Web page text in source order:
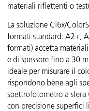
materiali riflettenti o
La soluzione Ci6x/
formati standard: A2+,
formati) accetta
e di spessore fino a 30
ideale per misurare il
rispondono bene agli
spettrofotometro a
con precisione superfici